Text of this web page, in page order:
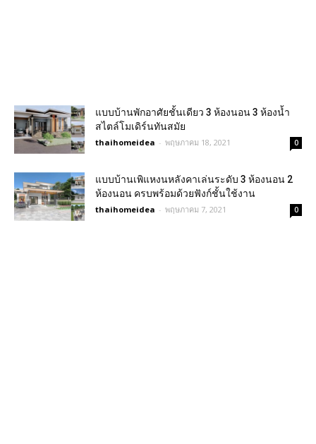
แบบบ้านพักอาศัยชั้นเดียว 3 ห้องนอน 3 ห้องน้ำ
สไตล์โมเดิร์นทันสมัย
thaihomeidea - พฤษภาคม 18, 2021 0
แบบบ้านเพิแหงนหลังคาเล่นระดับ 3 ห้องนอน 2
ห้องนอน ครบพร้อมด้วยฟังก์ชั้นใช้งาน
thaihomeidea - พฤษภาคม 7, 2021 0